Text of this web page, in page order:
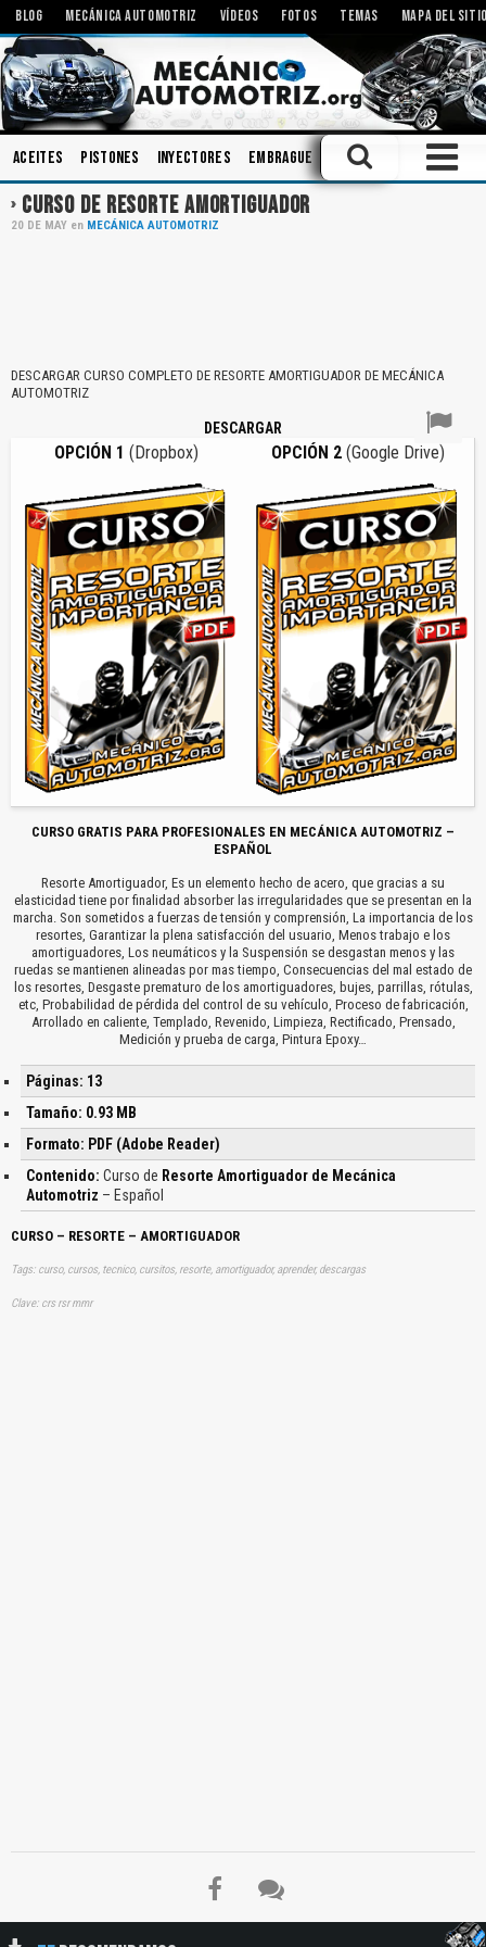
BLOG MECÁNICA AUTOMOTRIZ VÍDEOS FOTOS TEMAS MAPA DEL
Aceites Pistones Inyectores Embrague Motores Eléctricos
CURSO DE RESORTE AMORTIGUADOR
20 DE MAY en MECÁNICA AUTOMOTRIZ
DESCARGAR CURSO COMPLETO DE RESORTE AMORTIGUADOR DE MECÁNICA
AUTOMOTRIZ
DESCARGAR
OPCIÓN 1 (Dropbox) OPCIÓN 2 (Google Drive)
CURSO GRATIS PARA PROFESIONALES EN MECÁNICA AUTOMOTRIZ –
ESPAÑOL
Resorte Amortiguador, Es un elemento hecho de acero, que gracias a su
elasticidad tiene por finalidad absorber las irregularidades que se presentan en la
marcha. Son sometidos a fuerzas de tensión y comprensión, La importancia de los
resortes, Garantizar la plena satisfacción del usuario, Menos trabajo e los
amortiguadores, Los neumáticos y la Suspensión se desgastan menos y las
ruedas se mantienen alineadas por mas tiempo, Consecuencias del mal estado de
los resortes, Desgaste prematuro de los amortiguadores, bujes, parrillas, rótulas,
etc, Probabilidad de pérdida del control de su vehículo, Proceso de fabricación,
Arrollado en caliente, Templado, Revenido, Limpieza, Rectificado, Prensado,
Medición y prueba de carga, Pintura Epoxy…
Páginas: 13
Tamaño: 0.93 MB
Formato: PDF (Adobe Reader)
Contenido: Curso de Resorte Amortiguador de Mecánica
Automotriz – Español
CURSO – RESORTE – AMORTIGUADOR
Tags: curso, cursos, tecnico, cursitos, resorte, amortiguador, aprender, descargas
Clave: crs rsr mmr